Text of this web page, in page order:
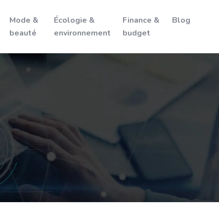
Mode &
beauté
Écologie &
environnement
Finance &
budget
Blog